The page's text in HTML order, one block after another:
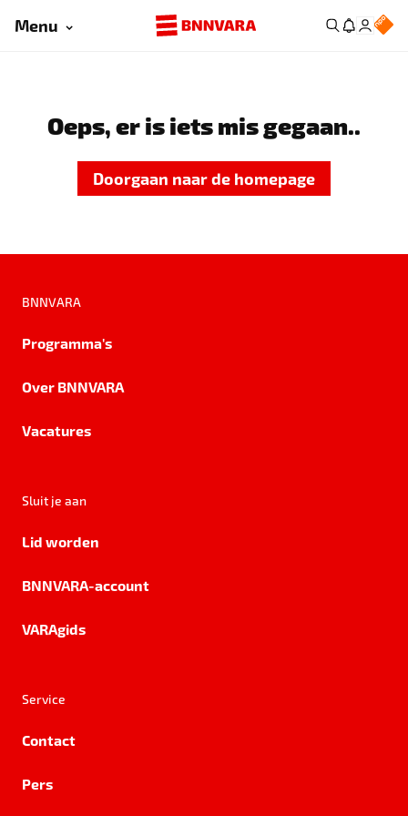
Menu
Oeps, er is iets mis gegaan..
Doorgaan naar de homepage
BNNVARA
Programma's
Over BNNVARA
Vacatures
Sluit je aan
Lid worden
BNNVARA-account
VARAgids
Service
Contact
Pers